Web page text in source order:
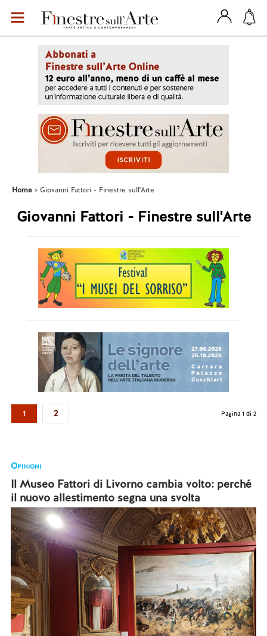
Home Giovanni Fattori - Finestre sull'Arte
Giovanni Fattori - Finestre sull'Arte
1 2 Pagina 1 di 2
Opinioni
Il Museo Fattori di Livorno cambia volto: perché
il nuovo allestimento segna una svolta